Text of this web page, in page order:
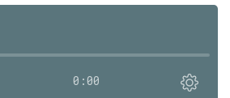
0:00